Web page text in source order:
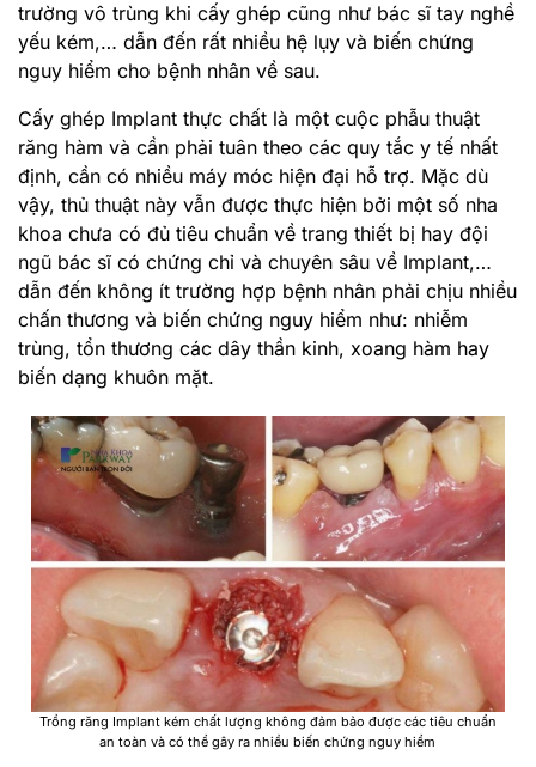
trường vô trùng khi cấy ghép cũng như bác sĩ tay nghề
yếu kém,… dẫn đến rất nhiều hệ lụy và biến chứng
nguy hiểm cho bệnh nhân về sau.
Cấy ghép Implant thực chất là một cuộc phẫu thuật
răng hàm và cần phải tuân theo các quy tắc y tế nhất
định, cần có nhiều máy móc hiện đại hỗ trợ. Mặc dù
vậy, thủ thuật này vẫn được thực hiện bởi một số nha
khoa chưa có đủ tiêu chuẩn về trang thiết bị hay đội
ngũ bác sĩ có chứng chỉ và chuyên sâu về Implant,…
dẫn đến không ít trường hợp bệnh nhân phải chịu nhiều
chấn thương và biến chứng nguy hiểm như: nhiễm
trùng, tổn thương các dây thần kinh, xoang hàm hay
biến dạng khuôn mặt.
Trồng răng Implant kém chất lượng không đảm bảo được các tiêu chuẩn
an toàn và có thể gây ra nhiều biến chứng nguy hiểm